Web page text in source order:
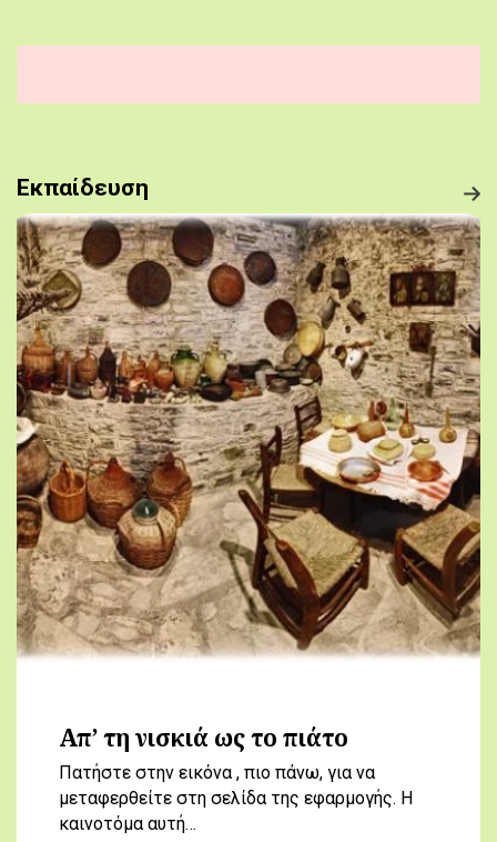
Εκπαίδευση
Απ’ τη νισκιά ως το πιάτο
Πατήστε στην εικόνα , πιο πάνω, για να
μεταφερθείτε στη σελίδα της εφαρμογής. Η
καινοτόμα αυτή…